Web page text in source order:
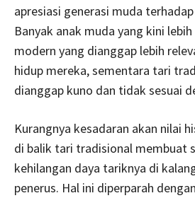
apresiasi generasi muda
Banyak anak muda yang kini
modern yang dianggap lebih
hidup mereka, sementara tari
dianggap kuno dan tidak sesuai
Kurangnya kesadaran akan nilai
di balik tari tradisional membuat
kehilangan daya tariknya di
penerus. Hal ini diperparah